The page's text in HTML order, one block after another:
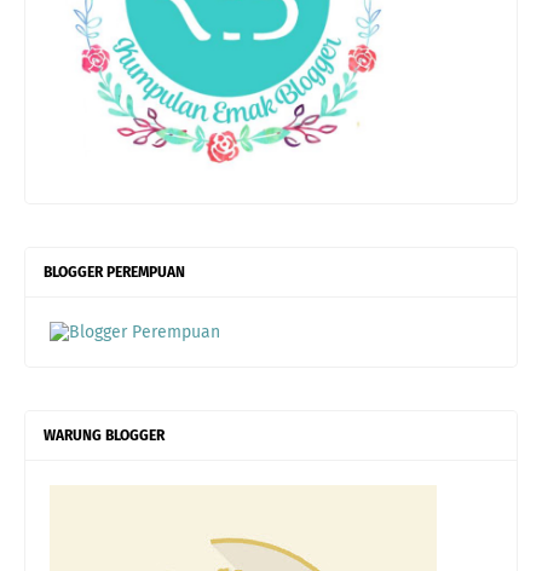
BLOGGER PEREMPUAN
WARUNG BLOGGER